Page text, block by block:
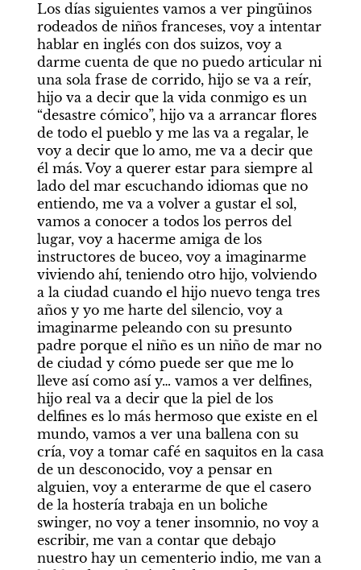
Los días siguientes vamos a ver pingüinos
rodeados de niños franceses, voy a intentar
hablar en inglés con dos suizos, voy a
darme cuenta de que no puedo articular ni
una sola frase de corrido, hijo se va a reír,
hijo va a decir que la vida conmigo es un
“desastre cómico”, hijo va a arrancar flores
de todo el pueblo y me las va a regalar, le
voy a decir que lo amo, me va a decir que
él más. Voy a querer estar para siempre al
lado del mar escuchando idiomas que no
entiendo, me va a volver a gustar el sol,
vamos a conocer a todos los perros del
lugar, voy a hacerme amiga de los
instructores de buceo, voy a imaginarme
viviendo ahí, teniendo otro hijo, volviendo
a la ciudad cuando el hijo nuevo tenga tres
años y yo me harte del silencio, voy a
imaginarme peleando con su presunto
padre porque el niño es un niño de mar no
de ciudad y cómo puede ser que me lo
lleve así como así y… vamos a ver delfines,
hijo real va a decir que la piel de los
delfines es lo más hermoso que existe en el
mundo, vamos a ver una ballena con su
cría, voy a tomar café en saquitos en la casa
de un desconocido, voy a pensar en
alguien, voy a enterarme de que el casero
de la hostería trabaja en un boliche
swinger, no voy a tener insomnio, no voy a
escribir, me van a contar que debajo
nuestro hay un cementerio indio, me van a